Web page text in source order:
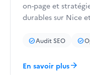
on-page et
durables sur Nice
check_circleAudit SEO check_circle
En savoir plusarrow_forward